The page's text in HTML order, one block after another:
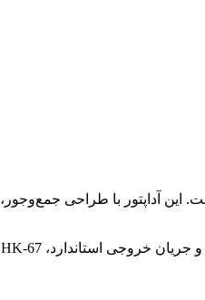
این آداپتور با طراحی جمع‌وجور،
ساختار داخلی تقویت‌شده و مدارهای حفاظتی در برابر نوسانات برق، از مزایای اصلی این محصول است. با پشتیبانی از ولتاژ ورودی 100 تا 240 ولت و جریان خروجی استاندارد، HK-67